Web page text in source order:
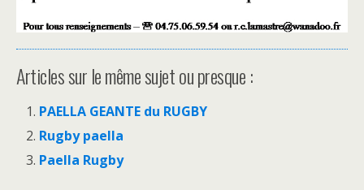
Articles sur le même sujet ou presque :
PAELLA GEANTE du RUGBY
Rugby paella
Paella Rugby